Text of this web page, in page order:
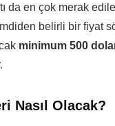
da en çok merak
belirli bir fiyat
minimum 500
Nasıl Olacak?